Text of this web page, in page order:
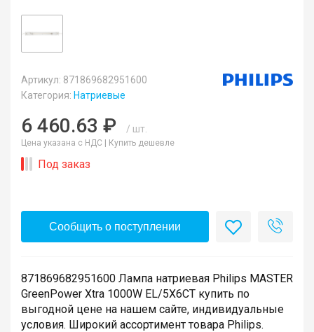
Артикул: 871869682951600
Категория: Натриевые
6 460.63 ₽ / шт.
Цена указана с НДС | Купить дешевле
Под заказ
Сообщить о поступлении
871869682951600 Лампа натриевая Philips MASTER
GreenPower Xtra 1000W EL/5X6CT купить по
выгодной цене на нашем сайте, индивидуальные
условия. Широкий ассортимент товара Philips.